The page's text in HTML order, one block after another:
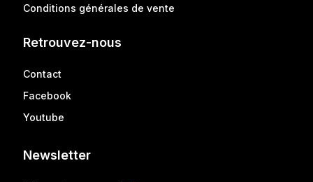
Conditions générales de vente
Retrouvez-nous
Contact
Facebook
Youtube
Newsletter